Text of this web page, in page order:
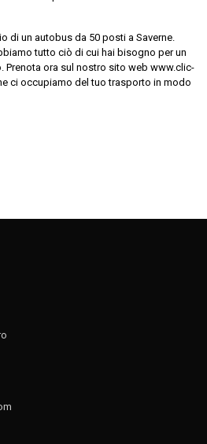
di un autobus da 50 posti a Saverne.
tutto ciò di cui hai bisogno per un
ora sul nostro sito web www.clic-
ci occupiamo del tuo trasporto in modo